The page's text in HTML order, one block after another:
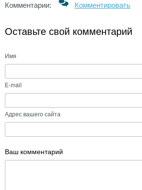
Комментарии:
Комментировать
Оставьте свой комментарий
Имя
E-mail
Адрес вашего сайта
Ваш комментарий